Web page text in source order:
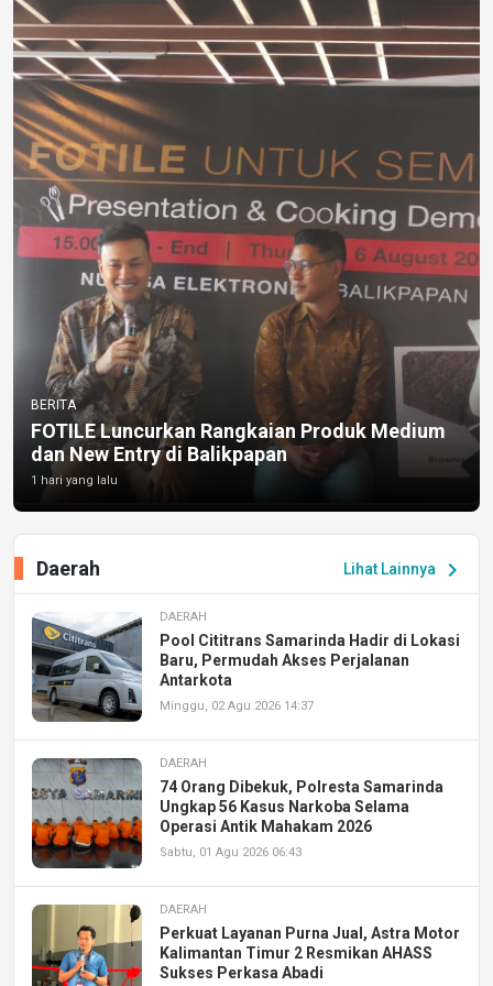
BERITA
FOTILE Luncurkan Rangkaian Produk Medium
dan New Entry di Balikpapan
1 hari yang lalu
Lihat Lainnya chevron_right
Daerah
DAERAH
Pool Cititrans Samarinda Hadir di Lokasi
Baru, Permudah Akses Perjalanan
Antarkota
Minggu, 02 Agu 2026 14:37
DAERAH
74 Orang Dibekuk, Polresta Samarinda
Ungkap 56 Kasus Narkoba Selama
Operasi Antik Mahakam 2026
Sabtu, 01 Agu 2026 06:43
DAERAH
Perkuat Layanan Purna Jual, Astra Motor
Kalimantan Timur 2 Resmikan AHASS
Sukses Perkasa Abadi